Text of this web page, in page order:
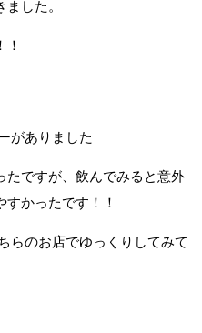
した。
がありました
ですが、 飲んでみると意外
かったです！！
らのお店でゆっくりしてみて